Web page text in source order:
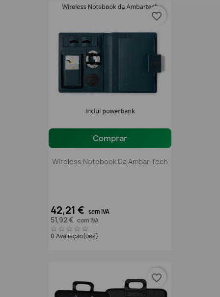
Comprar
Wireless Notebook Da Ambar Tech
42,21 € sem IVA
51,92 € com IVA
0 Avaliação(ões)
favorite_border
favorite_border